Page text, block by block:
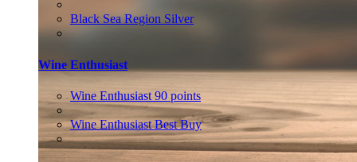
Black Sea Region Silver
Wine Enthusiast
Wine Enthusiast 90 points
Wine Enthusiast Best Buy